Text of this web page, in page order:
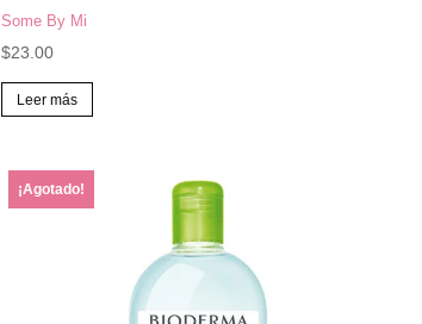
Some By Mi
$23.00
Leer más
¡Agotado!